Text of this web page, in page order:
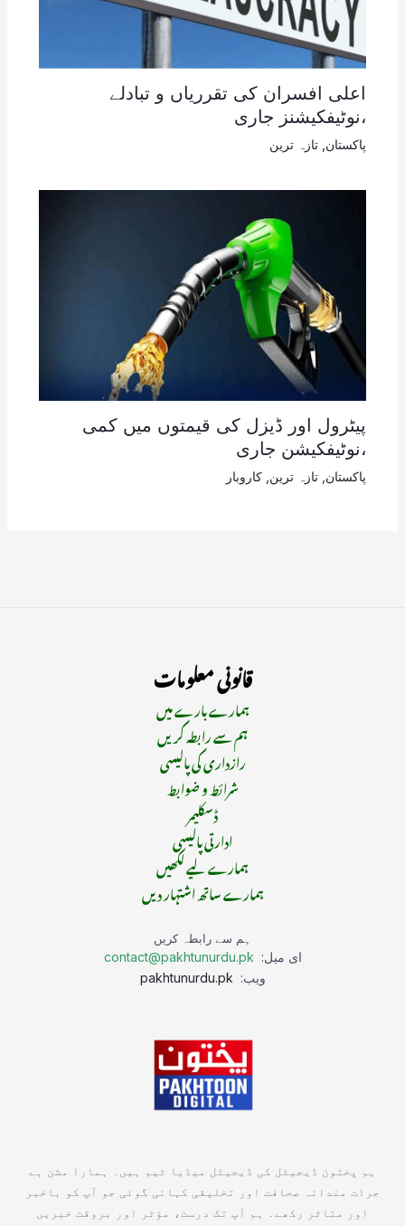
اعلی افسران کی تقرریاں و تبادلے
،نوٹیفکیشنز جاری
پاکستان تازہ ترین
پیٹرول اور ڈیزل کی قیمتوں میں کمی
،نوٹیفکیشن جاری
پاکستان تازہ ترین کاروبار
قانونی معلومات
ہمارے بارے میں
ہم سے رابطہ کریں
رازداری کی پالیسی
شرائط و ضوابط
ڈسکلیمر
ادارتی پالیسی
ہمارے لیے لکھیں
ہمارے ساتھ اشتہار دیں
ہم سے رابطہ کریں
ای میل: contact@pakhtunurdu.pk
ویب:
ہم پختون ڈیجیٹل کی ڈیجیٹل میڈیا ٹیم ہیں۔ ہمارا مشن ہے
جرات مندانہ صحافت اور تخلیقی کہانی گوئی جو آپ کو باخبر
اور متاثر رکھے۔ ہم آپ تک درست، مؤثر اور بروقت خبریں